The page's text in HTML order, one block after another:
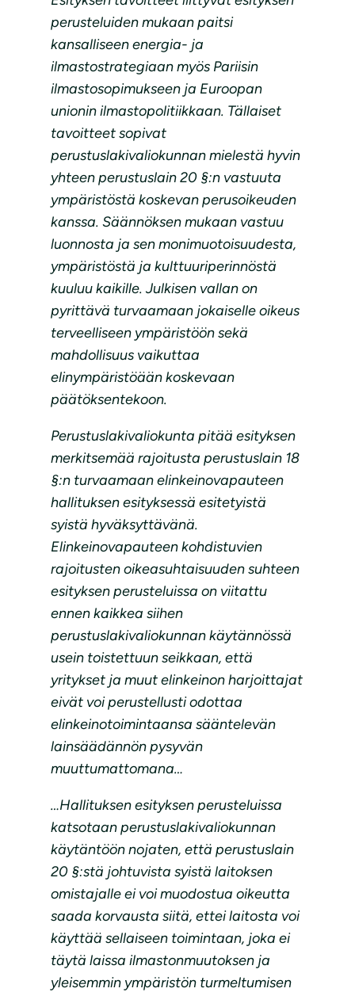
perusteluiden mukaan paitsi
kansalliseen energia- ja
ilmastostrategiaan myös Pariisin
ilmastosopimukseen ja Euroopan
unionin ilmastopolitiikkaan. Tällaiset
tavoitteet sopivat
perustuslakivaliokunnan mielestä hyvin
yhteen perustuslain 20 §:n vastuuta
ympäristöstä koskevan perusoikeuden
kanssa. Säännöksen mukaan vastuu
luonnosta ja sen monimuotoisuudesta,
ympäristöstä ja kulttuuriperinnöstä
kuuluu kaikille. Julkisen vallan on
pyrittävä turvaamaan jokaiselle oikeus
terveelliseen ympäristöön sekä
mahdollisuus vaikuttaa
elinympäristöään koskevaan
päätöksentekoon.
Perustuslakivaliokunta pitää esityksen
merkitsemää rajoitusta perustuslain 18
§:n turvaamaan elinkeinovapauteen
hallituksen esityksessä esitetyistä
syistä hyväksyttävänä.
Elinkeinovapauteen kohdistuvien
rajoitusten oikeasuhtaisuuden suhteen
esityksen perusteluissa on viitattu
ennen kaikkea siihen
perustuslakivaliokunnan käytännössä
usein toistettuun seikkaan, että
yritykset ja muut elinkeinon harjoittajat
eivät voi perustellusti odottaa
elinkeinotoimintaansa sääntelevän
lainsäädännön pysyvän
muuttumattomana…
…Hallituksen esityksen perusteluissa
katsotaan perustuslakivaliokunnan
käytäntöön nojaten, että perustuslain
20 §:stä johtuvista syistä laitoksen
omistajalle ei voi muodostua oikeutta
saada korvausta siitä, ettei laitosta voi
käyttää sellaiseen toimintaan, joka ei
täytä laissa ilmastonmuutoksen ja
yleisemmin ympäristön turmeltumisen